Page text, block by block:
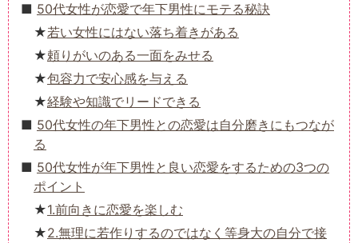
50代女性が恋愛で年下男性にモテる秘訣
若い女性にはない落ち着きがある
頼りがいのある一面をみせる
包容力で安心感を与える
経験や知識でリードできる
50代女性の年下男性との恋愛は自分磨きにもつなが
る
50代女性が年下男性と良い恋愛をするための3つの
ポイント
1.前向きに恋愛を楽しむ
2.無理に若作りするのではなく等身大の自分で接